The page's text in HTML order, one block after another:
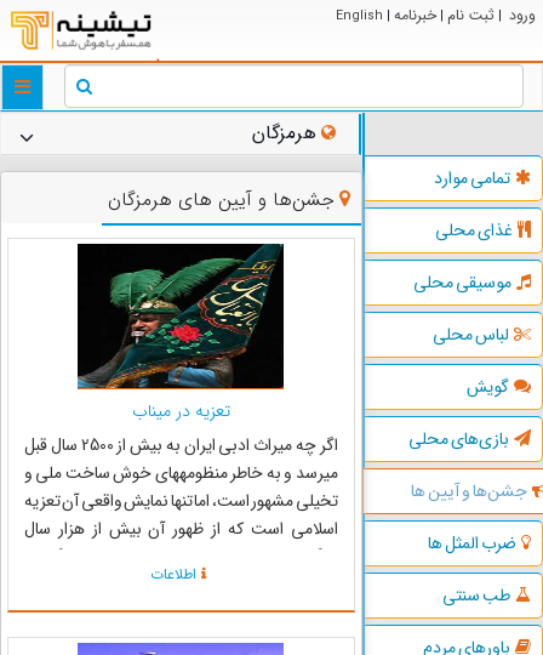
ورود | ثبت نام | خبرنامه |
English
تمامی موارد
غذای محلی
موسیقی محلی
لباس محلی
گویش
بازی‌های محلی
جشن‌ها و آیین ها
ضرب المثل ها
طب سنتی
باورهای مردم
هرمزگان
جشن‌ها و آیین های هرمزگان
تعزیه در میناب
اگر چه میراث ادبی ایران به بیش از 2500 سال قبل
می‏رسد و به خاطر منظومه‏های خوش ساخت ملی و
تخیلی مشهور است، اما تنها نمایش واقعی آن تعزیه
اسلامی است که از ظهور آن بیش از هزار سال
می‏گذرد. خاصه با توجه به روابط فرهنگی و
جغرافیایی ایران با یونان و هند که هر دو دارای سنن
نمایشی فوق‏ا...
اطلاعات